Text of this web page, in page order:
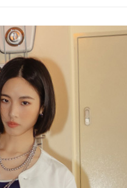
每筆NT$80，滿NT$699(
宅配
每筆NT$120，滿NT$699(
國家/地區配送